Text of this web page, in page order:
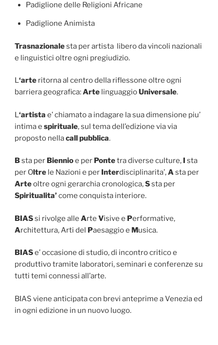
Padiglione delle Religioni Africane
Padiglione Animista
Trasnazionalesta per artista libero da vincoli nazionali
e linguistici oltre ogni pregiudizio.
L‘arte ritorna al centro della riflessone oltre ogni
barriera geografica:Arte linguaggioUniversale.
L ‘artista e’ chiamato a indagare la sua dimensione piu’
intima e spirituale, sul tema dell’edizione via via
proposto nellacall pubblica.
Bsta per Biennioe per Pontetra diverse culture, I sta
per Oltre le Nazioni e per Interdisciplinarita’,Asta per
Arteoltre ogni gerarchia cronologica,Ssta per
Spiritualita’come conquista interiore.
BIASsi rivolge alle Arte Visive e Performative,
Architettura, Arti del Paesaggio e Musica.
BIASe’ occasione di studio, di incontro critico e
produttivo tramite laboratori, seminari e conferenze su
tutti temi connessi all’arte.
BIAS viene anticipata con brevi anteprime a Venezia ed
in ogni edizione in un nuovo luogo.